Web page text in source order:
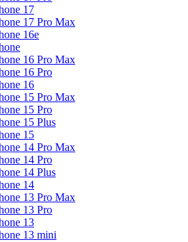
17
17 Pro Max
16e
16 Pro Max
16 Pro
16
15 Pro Max
15 Pro
15 Plus
15
14 Pro Max
14 Pro
14 Plus
14
13 Pro Max
13 Pro
13
13 mini